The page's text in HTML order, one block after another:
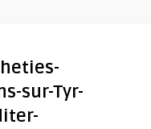
sur-Tyr-